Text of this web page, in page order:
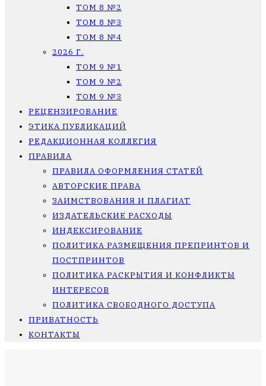
ТОМ 8 №2
ТОМ 8 №3
ТОМ 8 №4
2026 Г.
ТОМ 9 №1
ТОМ 9 №2
ТОМ 9 №3
РЕЦЕНЗИРОВАНИЕ
ЭТИКА ПУБЛИКАЦИЙ
РЕДАКЦИОННАЯ КОЛЛЕГИЯ
ПРАВИЛА
ПРАВИЛА ОФОРМЛЕНИЯ СТАТЕЙ
АВТОРСКИЕ ПРАВА
ЗАИМСТВОВАНИЯ И ПЛАГИАТ
ИЗДАТЕЛЬСКИЕ РАСХОДЫ
ИНДЕКСИРОВАНИЕ
ПОЛИТИКА РАЗМЕЩЕНИЯ ПРЕПРИНТОВ И
ПОСТПРИНТОВ
ПОЛИТИКА РАСКРЫТИЯ И КОНФЛИКТЫ
ИНТЕРЕСОВ
ПОЛИТИКА СВОБОДНОГО ДОСТУПА
ПРИВАТНОСТЬ
КОНТАКТЫ